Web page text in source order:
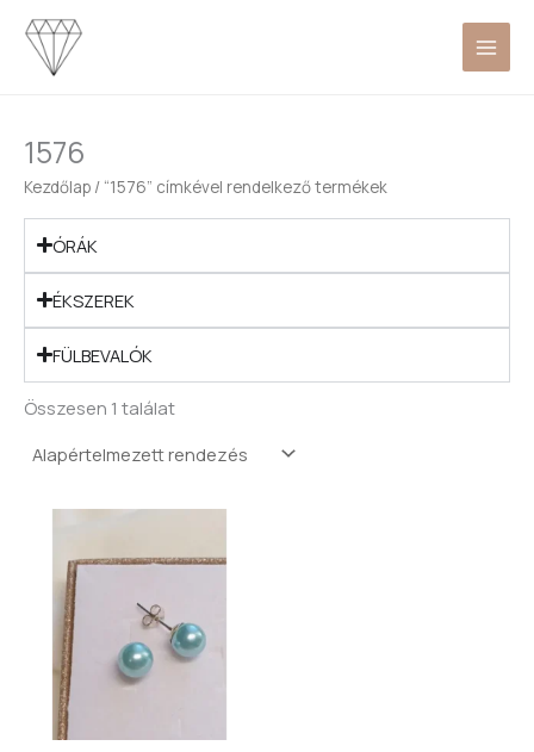
Skip
content
1576
Kezdőlap / “1576” címkével rendelkező termékek
ÓRÁK
ÉKSZEREK
FÜLBEVALÓK
Összesen 1 találat